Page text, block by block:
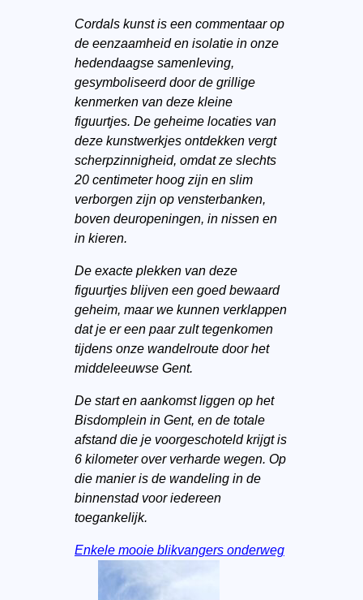
Cordals kunst is een commentaar op
de eenzaamheid en isolatie in onze
hedendaagse samenleving,
gesymboliseerd door de grillige
kenmerken van deze kleine
figuurtjes. De geheime locaties van
deze kunstwerkjes ontdekken vergt
scherpzinnigheid, omdat ze slechts
20 centimeter hoog zijn en slim
verborgen zijn op vensterbanken,
boven deuropeningen, in nissen en
in kieren.
De exacte plekken van deze
figuurtjes blijven een goed bewaard
geheim, maar we kunnen verklappen
dat je er een paar zult tegenkomen
tijdens onze wandelroute door het
middeleeuwse Gent.
De start en aankomst liggen op het
Bisdomplein in Gent, en de totale
afstand die je voorgeschoteld krijgt is
6 kilometer over verharde wegen. Op
die manier is de wandeling in de
binnenstad voor iedereen
toegankelijk.
Enkele mooie blikvangers onderweg